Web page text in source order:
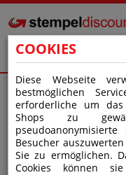
COOKIES
Diese Webseite
bestmöglichen
erforderliche um das
Shops zu
Besucher
Sie zu ermöglichen.
Cookies können